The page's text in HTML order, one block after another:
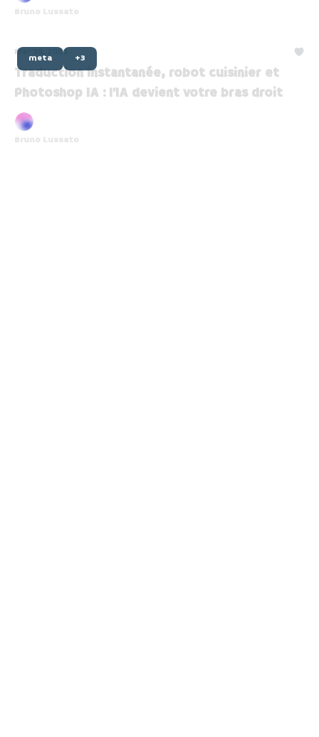
meta +3
Mar 25, 2025
Traduction instantanée, robot cuisinier et
Photoshop IA : l’IA devient votre bras droit